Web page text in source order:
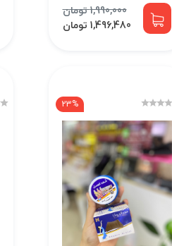
1,990,000 تومان
1,496,480 تومان
23%